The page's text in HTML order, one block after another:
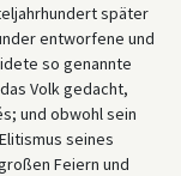
später
entworfene und
so genannte
Volk gedacht,
und obwohl sein
seines
Feiern und